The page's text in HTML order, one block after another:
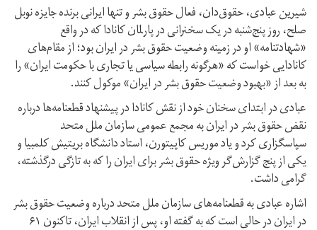
شیرین عبادی، حقوق‌دان، فعال حقوق بشر و تنها ایرانی برنده جایزه نوبل
صلح، روز پنج‌شنبه در یک سخنرانی در پارلمان کانادا که در واقع
«شهادتنامه» او در زمینه وضعیت حقوق بشر در ایران بود؛ از مقام‌های
کانادایی خواست که «هرگونه رابطه سیاسی یا تجاری با حکومت ایران» را
به بعد از «بهبود وضعیت حقوق بشر در ایران» موکول کنند.
عبادی در ابتدای سخنان خود از نقش کانادا در پیشنهاد قطعنامه‌ها درباره
نقض حقوق بشر در ایران به مجمع عمومی سازمان ملل متحد
سپاسگزاری کرد و یاد موریس کاپیتورن، استاد دانشگاه بریتیش کلمبیا و
یکی از پنج گزارش‌گر ویژه حقوق بشر برای ایران را که به تازگی درگذشته،
گرامی داشت.
اشاره عبادی به قطعنامه‌های سازمان ملل متحد درباره وضعیت حقوق بشر
در ایران در حالی است که به گفته او، پس از انقلاب ایران، تاکنون ۶۱